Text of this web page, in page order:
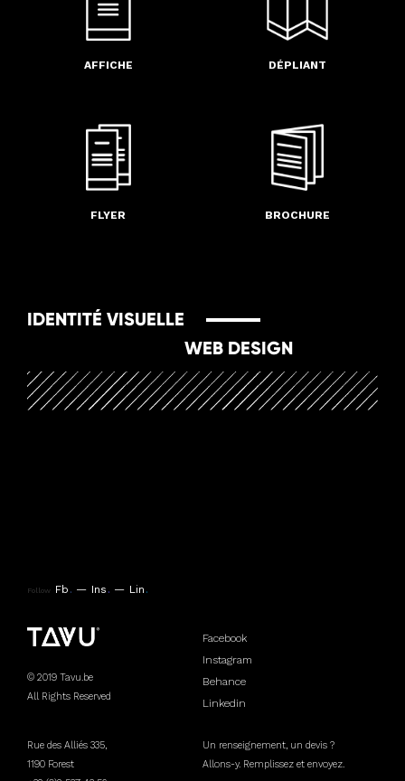
AFFICHE
FLYER
DÉPLIANT
BROCHURE
IDENTITÉ VISUELLE
WEB DESIGN
Follow Fb . Ins . Lin .
© 2019 Tavu.be
All Rights Reserved
Facebook
Instagram
Behance
Linkedin
Rue des Alliés 335,
1190 Forest
Un renseignement, un devis ?
Allons-y. Remplissez et envoyez.